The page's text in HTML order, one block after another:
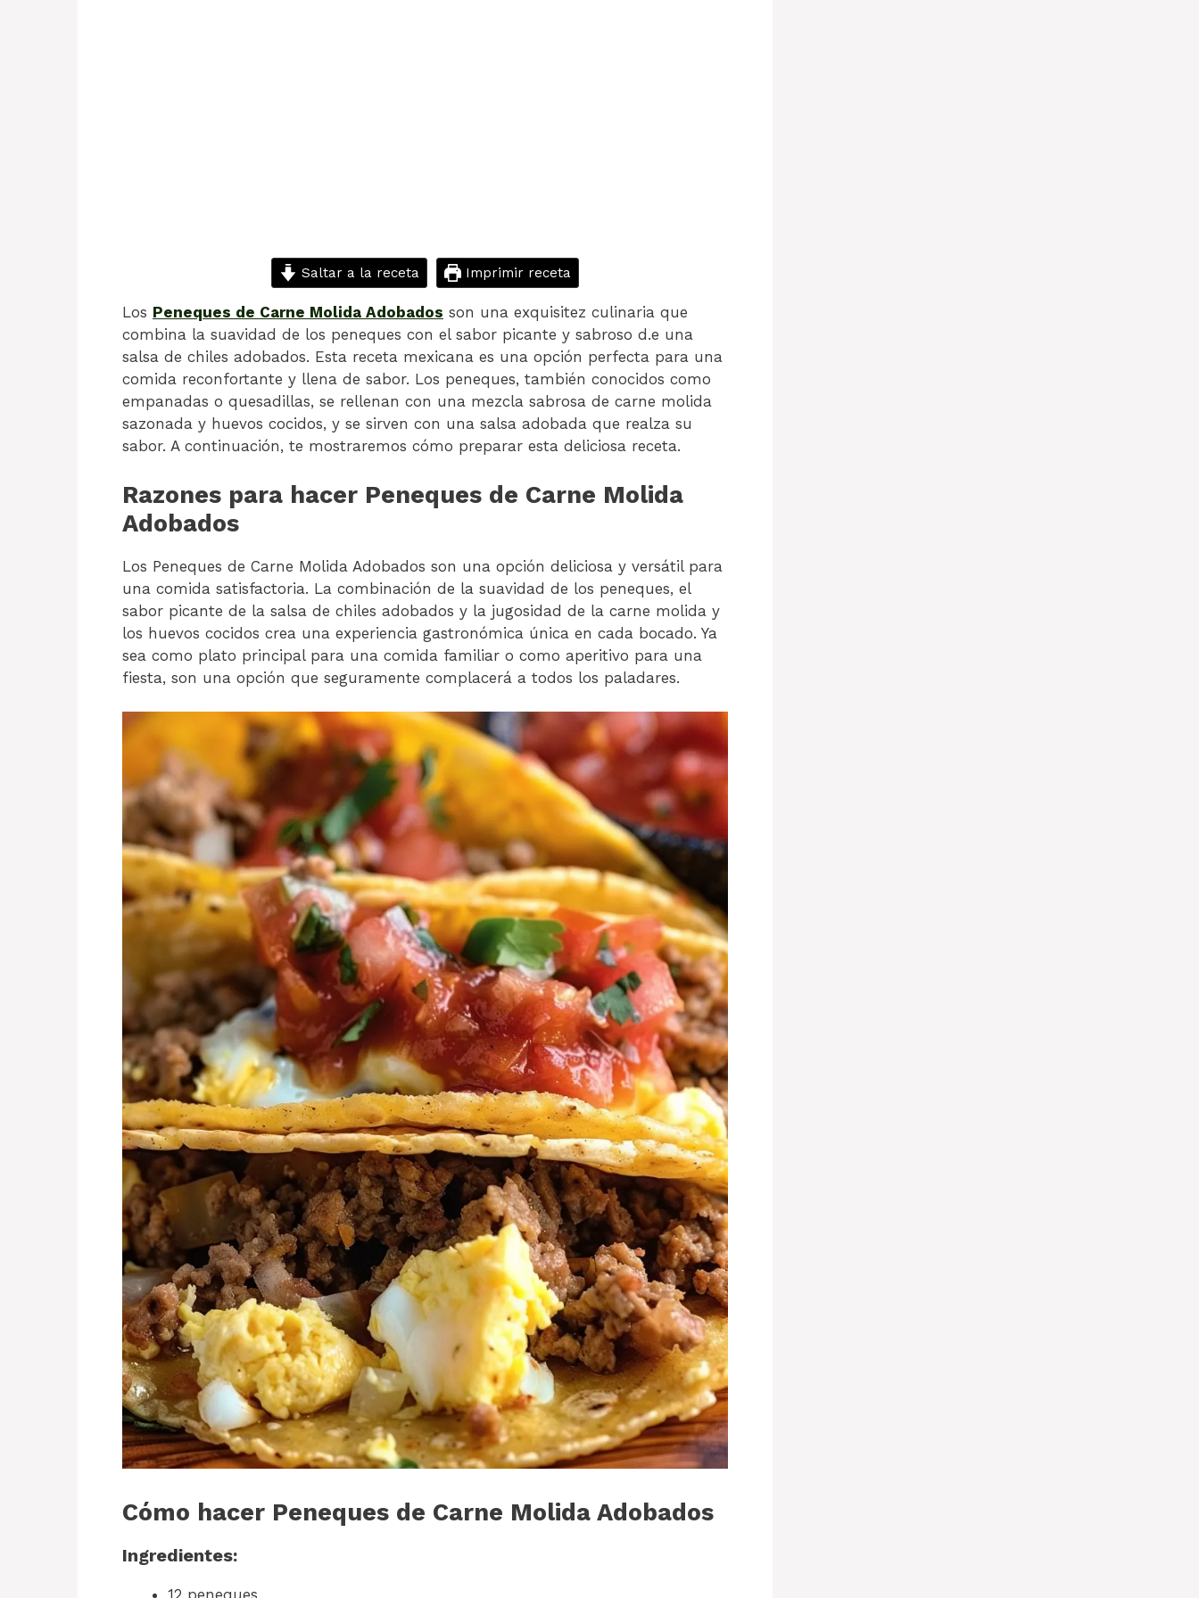
Saltar a la receta Imprimir receta
Los Peneques de Carne Molida Adobados son una exquisitez culinaria que
combina la suavidad de los peneques con el sabor picante y sabroso d.e una
salsa de chiles adobados. Esta receta mexicana es una opción perfecta para una
comida reconfortante y llena de sabor. Los peneques, también conocidos como
empanadas o quesadillas, se rellenan con una mezcla sabrosa de carne molida
sazonada y huevos cocidos, y se sirven con una salsa adobada que realza su
sabor. A continuación, te mostraremos cómo preparar esta deliciosa receta.
Razones para hacer Peneques de Carne Molida
Adobados
Los Peneques de Carne Molida Adobados son una opción deliciosa y versátil para
una comida satisfactoria. La combinación de la suavidad de los peneques, el
sabor picante de la salsa de chiles adobados y la jugosidad de la carne molida y
los huevos cocidos crea una experiencia gastronómica única en cada bocado. Ya
sea como plato principal para una comida familiar o como aperitivo para una
fiesta, son una opción que seguramente complacerá a todos los paladares.
Cómo hacer Peneques de Carne Molida Adobados
Ingredientes:
12 peneques